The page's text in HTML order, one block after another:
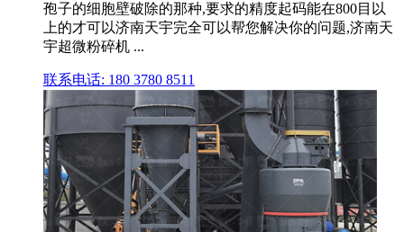
孢子的细胞壁破除的那种,要求的精度起码能在800目以
上的才可以济南天宇完全可以帮您解决你的问题,济南天
宇超微粉碎机 ...
联系电话: 180 3780 8511